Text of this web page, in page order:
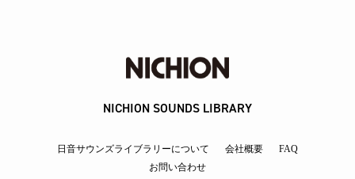
NICHION SOUNDS LIBRARY
日音サウンズライブラリーについて 会社概要
FAQ
お問い合わせ